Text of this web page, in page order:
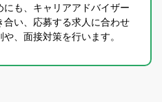
ードから探す
も、キャリアアドバイザー
い、応募する求人に合わせ
、面接対策を行います。